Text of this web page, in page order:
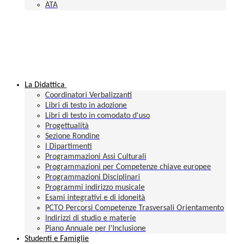
ATA
La Didattica
Coordinatori Verbalizzanti
Libri di testo in adozione
Libri di testo in comodato d'uso
Progettualità
Sezione Rondine
I Dipartimenti
Programmazioni Assi Culturali
Programmazioni per Competenze chiave europee
Programmazioni Disciplinari
Programmi indirizzo musicale
Esami integrativi e di idoneità
PCTO Percorsi Competenze Trasversali Orientamento
Indirizzi di studio e materie
Piano Annuale per l'Inclusione
Studenti e Famiglie